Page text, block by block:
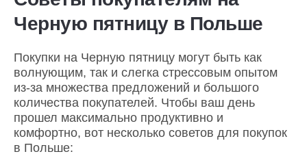
Черную пятницу в Польше
Покупки на Черную пятницу могут быть как
волнующим, так и слегка стрессовым опытом
из-за множества предложений и большого
количества покупателей. Чтобы ваш день
прошел максимально продуктивно и
комфортно, вот несколько советов для покупок
в Польше: